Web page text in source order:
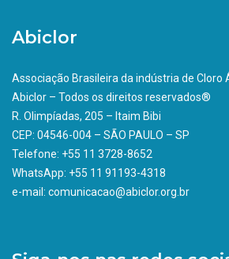
Abiclor
Associação Brasileira da indústria de Cloro
Abiclor – Todos os direitos reservados®
R. Olimpíadas, 205 – Itaim Bibi
CEP: 04546-004 – SÃO PAULO – SP
Telefone: +55 11 3728-8652
WhatsApp: +55 11 91193-4318
e-mail: comunicacao@abiclor.org.br